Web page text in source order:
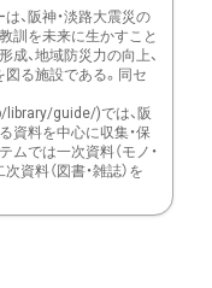
、阪神・淡路大震災の
訓を未来に生かすこと
成、地域防災力の向上、
る施設である。同セ
guide/)では、阪
資料を中心に収集・保
ムでは一次資料（モノ・
次資料（図書・雑誌）を